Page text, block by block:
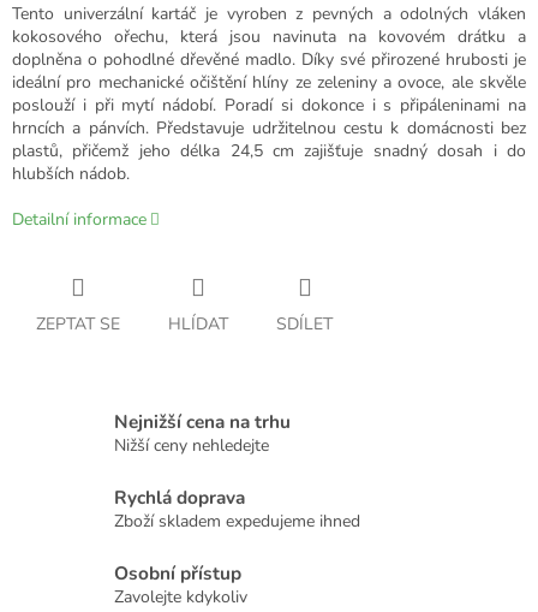
Tento univerzální kartáč je vyroben z pevných a odolných vláken
kokosového ořechu, která jsou navinuta na kovovém drátku a
doplněna o pohodlné dřevěné madlo. Díky své přirozené hrubosti je
ideální pro mechanické očištění hlíny ze zeleniny a ovoce, ale skvěle
poslouží i při mytí nádobí. Poradí si dokonce i s připáleninami na
hrncích a pánvích. Představuje udržitelnou cestu k domácnosti bez
plastů, přičemž jeho délka 24,5 cm zajišťuje snadný dosah i do
hlubších nádob.
Detailní informace
ZEPTAT SE HLÍDAT SDÍLET
Nejnižší cena na trhu
Nižší ceny nehledejte
Rychlá doprava
Zboží skladem expedujeme ihned
Osobní přístup
Zavolejte kdykoliv